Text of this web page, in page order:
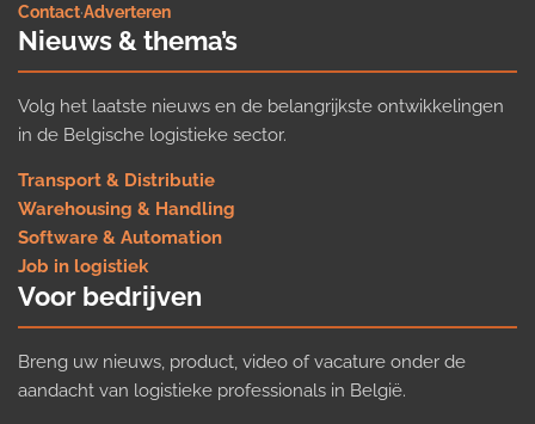
Contact·Adverteren
Nieuws & thema’s
Volg het laatste nieuws en de belangrijkste ontwikkelingen
in de Belgische logistieke sector.
Transport & Distributie
Warehousing & Handling
Software & Automation
Job in logistiek
Voor bedrijven
Breng uw nieuws, product, video of vacature onder de
aandacht van logistieke professionals in België.